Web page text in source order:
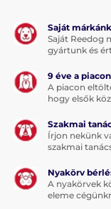
Saját márkánk
Saját Reedog
gyártunk és
9 éve a piacon
A piacon
hogy elsők
Szakmai
Írjon nekünk
szakmai
Nyakörv
A nyakörvek
eleme